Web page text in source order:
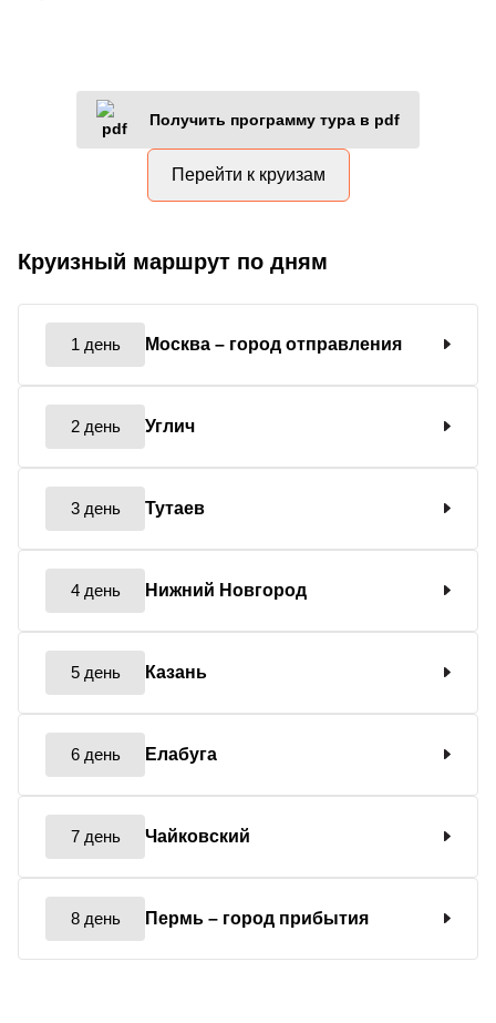
Получить программу тура в pdf
Перейти к круизам
Круизный маршрут по дням
1 день Москва – город отправления
2 день Углич
3 день Тутаев
4 день Нижний Новгород
5 день Казань
6 день Елабуга
7 день Чайковский
8 день Пермь – город прибытия